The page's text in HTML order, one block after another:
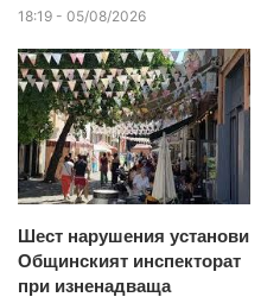
18:19 - 05/08/2026
Шест нарушения установи
Общинският инспекторат
при изненадваща